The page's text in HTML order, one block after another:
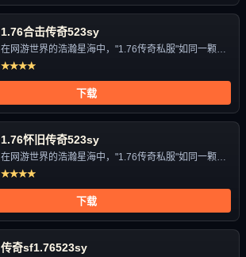
1.76合击传奇523sy
在网游世界的浩瀚星海中，"1.76传奇私服"如同一颗独
特的星辰，...
★★★★
下载
1.76怀旧传奇523sy
在网游世界的浩瀚星海中，"1.76传奇私服"如同一颗独
特的星辰，...
★★★★
下载
传奇sf1.76523sy